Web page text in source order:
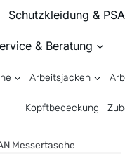
Schutzkleidung & PSA
& Beratung
Arbeitsjacken
Kopftbedeckung
Messertasche